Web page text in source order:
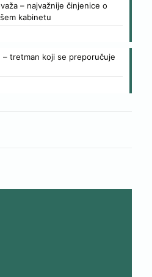
– najvažnije činjenice o
kabinetu
– tretman koji se preporučuje